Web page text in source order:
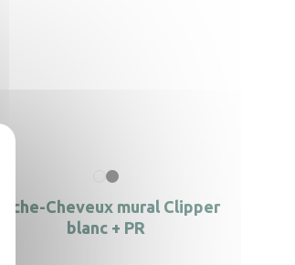
Sèche-Cheveux mural Clipper
blanc + PR